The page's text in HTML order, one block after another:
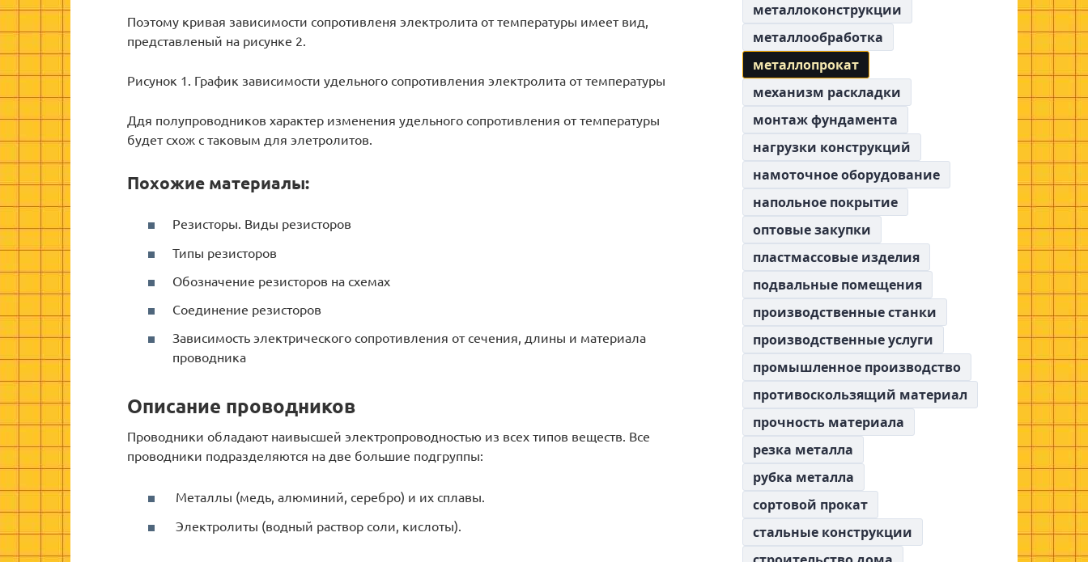
Поэтому кривая зависимости сопротивленя электролита от температуры имеет вид,
представленый на рисунке 2.
Рисунок 1. График зависимости удельного сопротивления электролита от температуры
Ддя полупроводников характер изменения удельного сопротивления от температуры
будет схож с таковым для элетролитов.
Похожие материалы:
Резисторы. Виды резисторов
Типы резисторов
Обозначение резисторов на схемах
Соединение резисторов
Зависимость электрического сопротивления от сечения, длины и материала
проводника
Описание проводников
Проводники обладают наивысшей электропроводностью из всех типов веществ. Все
проводники подразделяются на две большие подгруппы:
Металлы (медь, алюминий, серебро) и их сплавы.
Электролиты (водный раствор соли, кислоты).
металлоконструкции
металлообработка
металлопрокат
механизм раскладки
монтаж фундамента
нагрузки конструкций
намоточное оборудование
напольное покрытие
оптовые закупки
пластмассовые изделия
подвальные помещения
производственные станки
производственные услуги
промышленное производство
противоскользящий материал
прочность материала
резка металла
рубка металла
сортовой прокат
стальные конструкции